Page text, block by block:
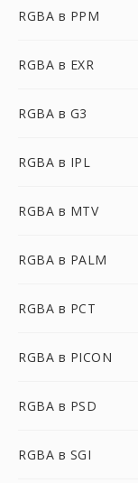
RGBA в PPM
RGBA в EXR
RGBA в G3
RGBA в IPL
RGBA в MTV
RGBA в PALM
RGBA в PCT
RGBA в PICON
RGBA в PSD
RGBA в SGI